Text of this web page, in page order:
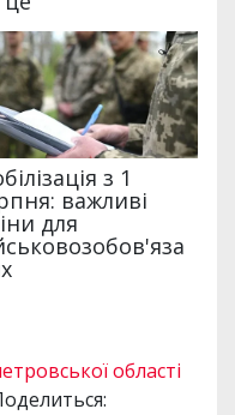
області